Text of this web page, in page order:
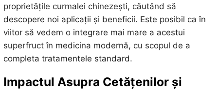
proprietățile curmalei chinezești, căutând să
descopere noi aplicații și beneficii. Este posibil ca în
viitor să vedem o integrare mai mare a acestui
superfruct în medicina modernă, cu scopul de a
completa tratamentele standard.
Impactul Asupra Cetățenilor și